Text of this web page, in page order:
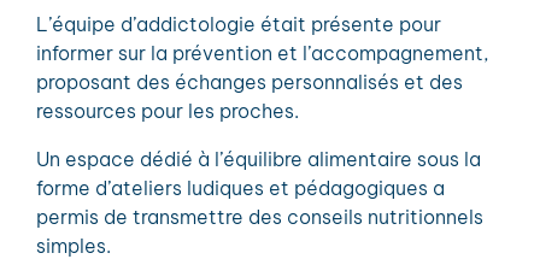
L’équipe d’addictologie était présente pour
informer sur la prévention et l’accompagnement,
proposant des échanges personnalisés et des
ressources pour les proches.
Un espace dédié à l’équilibre alimentaire sous la
forme d’ateliers ludiques et pédagogiques a
permis de transmettre des conseils nutritionnels
simples.